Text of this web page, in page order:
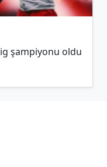
şampiyonu oldu